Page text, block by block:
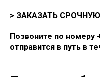
> ЗАКАЗАТЬ
Позвоните по номеру
отправится в путь в